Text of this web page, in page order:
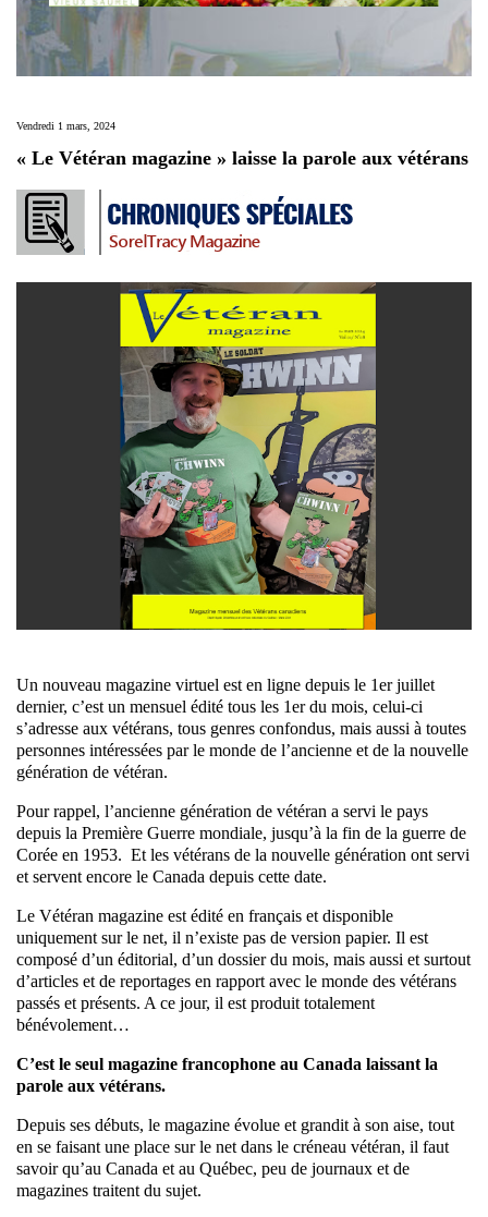
Vendredi 1 mars, 2024
« Le Vétéran magazine » laisse la parole aux vétérans
Un nouveau magazine virtuel est en ligne depuis le 1er juillet
dernier, c’est un mensuel édité tous les 1er du mois, celui-ci
s’adresse aux vétérans, tous genres confondus, mais aussi à toutes
personnes intéressées par le monde de l’ancienne et de la nouvelle
génération de vétéran.
Pour rappel, l’ancienne génération de vétéran a servi le pays
depuis la Première Guerre mondiale, jusqu’à la fin de la guerre de
Corée en 1953. Et les vétérans de la nouvelle génération ont servi
et servent encore le Canada depuis cette date.
Le Vétéran magazine est édité en français et disponible
uniquement sur le net, il n’existe pas de version papier. Il est
composé d’un éditorial, d’un dossier du mois, mais aussi et surtout
d’articles et de reportages en rapport avec le monde des vétérans
passés et présents. A ce jour, il est produit totalement
bénévolement…
C’est le seul magazine francophone au Canada laissant la
parole aux vétérans.
Depuis ses débuts, le magazine évolue et grandit à son aise, tout
en se faisant une place sur le net dans le créneau vétéran, il faut
savoir qu’au Canada et au Québec, peu de journaux et de
magazines traitent du sujet.